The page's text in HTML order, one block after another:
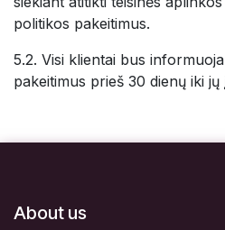
politikos pakeitimus.
5.2. Visi klientai bus
pakeitimus prieš 30 dienų iki jų
About us